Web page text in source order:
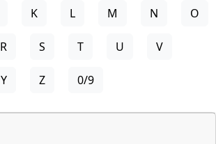
K L M N O
R S T U V
Y Z 0/9